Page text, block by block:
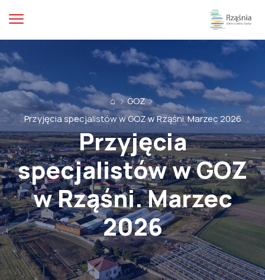
⌂
GOZ
Przyjęcia specjalistów w GOZ w Rząśni. Marzec 2026
Przyjęcia
specjalistów w GOZ
w Rząśni. Marzec
2026